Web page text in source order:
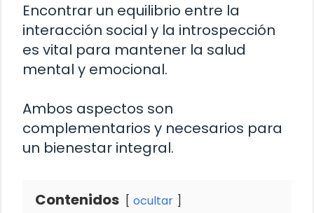
Encontrar un equilibrio entre la
interacción social y la introspección
es vital para mantener la salud
mental y emocional.
Ambos aspectos son
complementarios y necesarios para
un bienestar integral.
Contenidos ocultar